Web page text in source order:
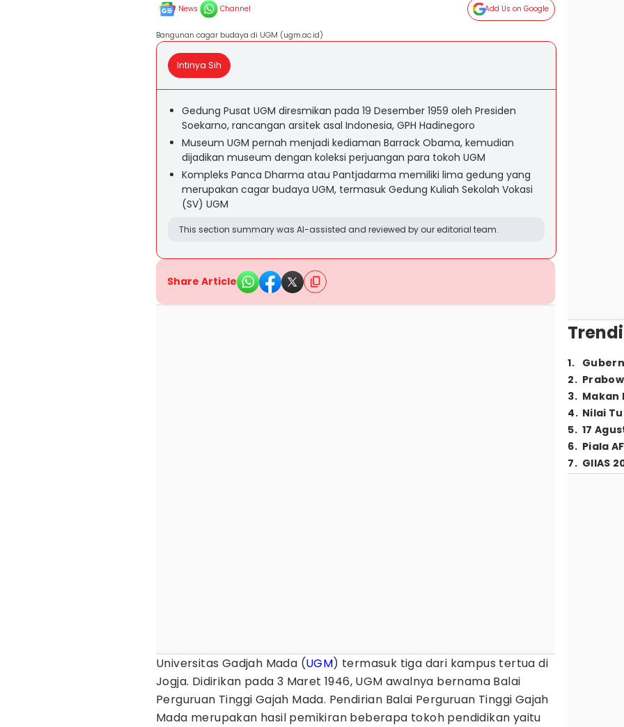
News Channel Add Us on Google
Bangunan cagar budaya di UGM (ugm.ac.id)
Intinya Sih
Gedung Pusat UGM diresmikan pada 19 Desember 1959 oleh Presiden
Soekarno, rancangan arsitek asal Indonesia, GPH Hadinegoro
Museum UGM pernah menjadi kediaman Barrack Obama, kemudian
dijadikan museum dengan koleksi perjuangan para tokoh UGM
Kompleks Panca Dharma atau Pantjadarma memiliki lima gedung yang
merupakan cagar budaya UGM, termasuk Gedung Kuliah Sekolah Vokasi
(SV) UGM
This section summary was AI-assisted and reviewed by our editorial team.
Share Article
Universitas Gadjah Mada (UGM) termasuk tiga dari kampus tertua di
Jogja. Didirikan pada 3 Maret 1946, UGM awalnya bernama Balai
Perguruan Tinggi Gajah Mada. Pendirian Balai Perguruan Tinggi Gajah
Mada merupakan hasil pemikiran beberapa tokoh pendidikan yaitu
1.
2.
3. Makan
4. Nilai
5. 17
6. Piala
7. GIIAS